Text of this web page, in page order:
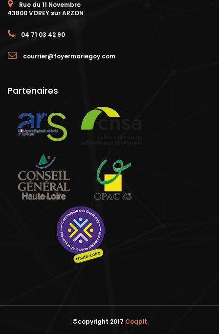
Rue du 11 Novembre
43800 VOREY sur ARZON
04 71 03 42 90
courrier@foyermariegoy.com
Partenaires
©copyright 2017 Coqpit